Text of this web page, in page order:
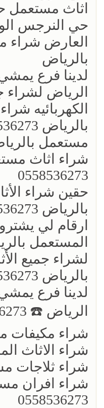
اثاث مستعمل
حي النرجس
العارض شراء
بالرياض
لدينا فرع
الرياض لشراء
الكهربائيه
شراء اثاث
0558536273
حقين شراء
بالرياض 0558536273
ارقام لي
المستعمل
لشراء جميع
بالرياض 0558536273
لدينا فرع
الرياض ☎️ 0558536273
شراء مكيفات
شراء الاثاث
شراء ثلاجات
شراء افران
0558536273